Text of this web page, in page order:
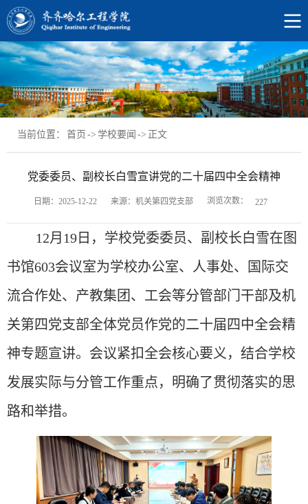
当前位置： 首页 -> 学校要闻 -> 正文
党委委员、副校长白雪宣讲党的二十届四中全会精神
日期：2025-12-22 来源：机关第四党支部 浏览次数： 227
12月19日，学校党委委员、副校长白雪在图
书馆603会议室为学校办公室、 人事处、
国际交
流合作处、产教集团、工会等分管部门干部及机
关第四党支部全体党员作党的二十届四中全会精
神专题宣讲。会议紧扣全会核心要义，结合学校
发展实际与分管工作重点，明确了贯彻落实的思
路和举措。